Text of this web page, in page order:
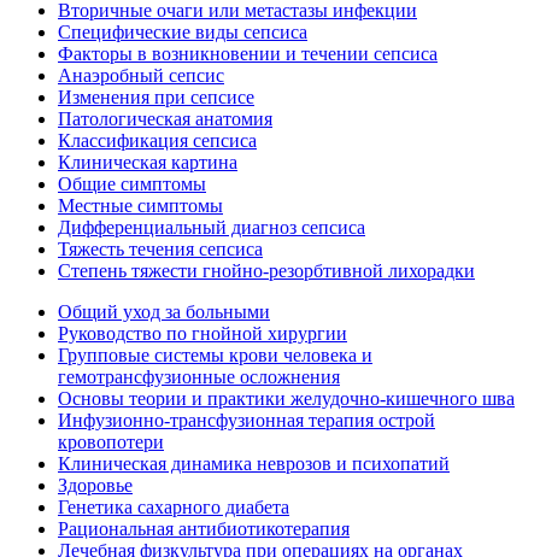
Вторичные очаги или метастазы инфекции
Специфические виды сепсиса
Факторы в возникновении и течении сепсиса
Анаэробный сепсис
Изменения при сепсисе
Патологическая анатомия
Классификация сепсиса
Клиническая картина
Общие симптомы
Местные симптомы
Дифференциальный диагноз сепсиса
Тяжесть течения сепсиса
Степень тяжести гнойно-резорбтивной лихорадки
Общий уход за больными
Руководство по гнойной хирургии
Групповые системы крови человека и
гемотрансфузионные осложнения
Основы теории и практики желудочно-кишечного шва
Инфузионно-трансфузионная терапия острой
кровопотери
Клиническая динамика неврозов и психопатий
Здоровье
Генетика сахарного диабета
Рациональная антибиотикотерапия
Лечебная физкультура при операциях на органах